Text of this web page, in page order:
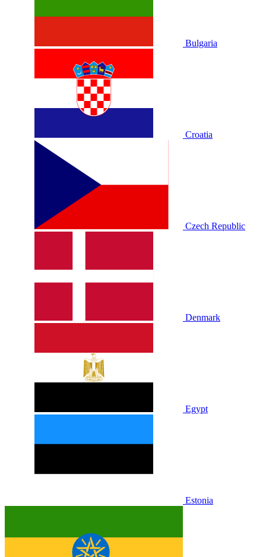
Bulgaria
Croatia
Czech Republic
Denmark
Egypt
Estonia